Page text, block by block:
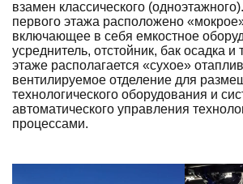
взамен классического
первого этажа расположено
включающее в себя емкостное
усреднитель, отстойник, бак осадка и
этаже располагается «сухое»
вентилируемое отделение для
технологического оборудования и
автоматического управления
процессами.